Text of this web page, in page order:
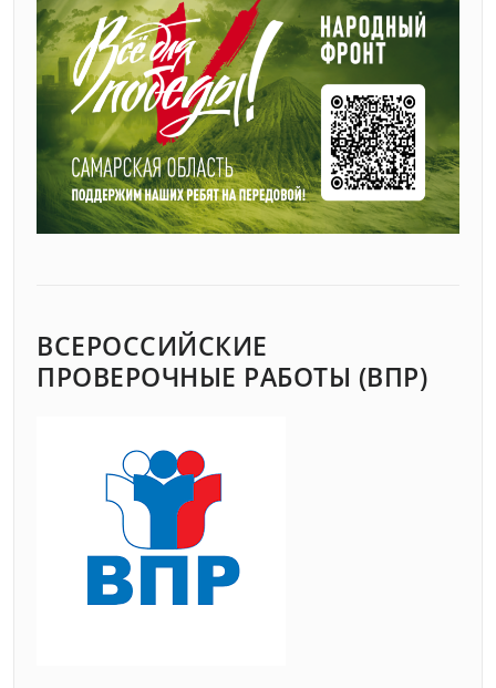
ВСЕРОССИЙСКИЕ
ПРОВЕРОЧНЫЕ РАБОТЫ (ВПР)